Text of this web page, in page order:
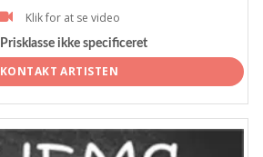
Klik for at se video
Prisklasse ikke specificeret
KONTAKT ARTISTEN